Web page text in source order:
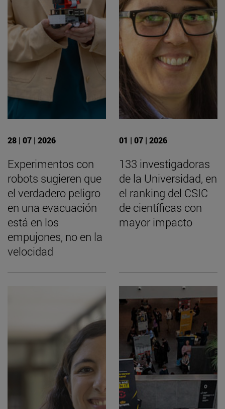
28 | 07 | 2026
Experimentos con
robots sugieren que
el verdadero peligro
en una evacuación
está en los
empujones, no en la
velocidad
01 | 07 | 2026
133 investigadoras
de la Universidad, en
el ranking del CSIC
de científicas con
mayor impacto